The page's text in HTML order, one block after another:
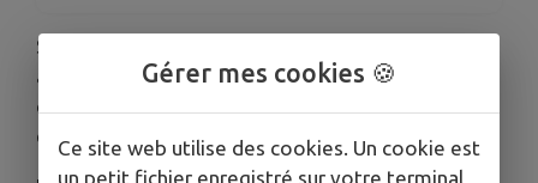
Secours Populaire français à Chamberet vous
accueille pour la vente de bibelots, livres,
chaussures, linge, maillots de bain, meubles, petit
électroménager, vaisselle ...
Gérer mes cookies 🍪
Ce site web utilise des cookies. Un cookie est
un petit fichier enregistré sur votre terminal